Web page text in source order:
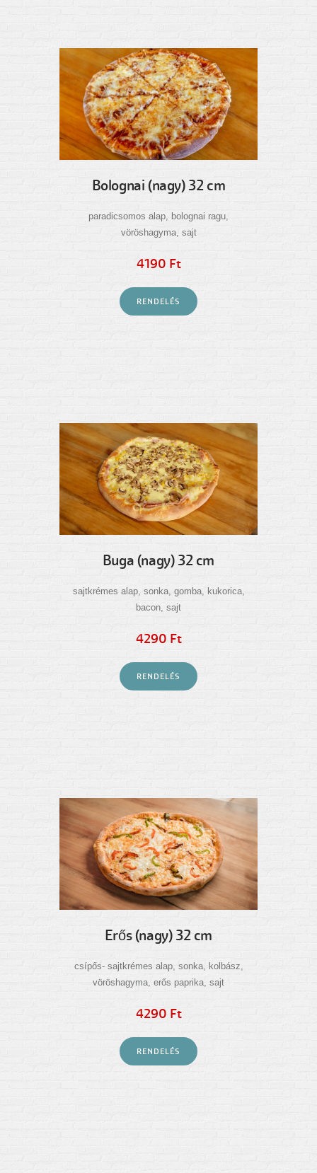
Bolognai (nagy) 32 cm
paradicsomos alap, bolognai ragu,
vöröshagyma, sajt
4190 Ft
RENDELÉS
Buga (nagy) 32 cm
sajtkrémes alap, sonka, gomba, kukorica,
bacon, sajt
4290 Ft
RENDELÉS
Erős (nagy) 32 cm
csípős- sajtkrémes alap, sonka, kolbász,
vöröshagyma, erős paprika, sajt
4290 Ft
RENDELÉS